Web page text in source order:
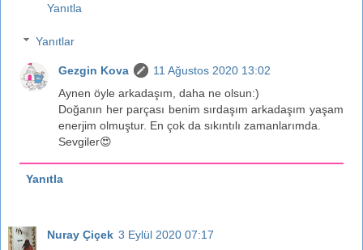
Yanıtla
Yanıtlar
Gezgin Kova
11 Ağustos 2020 13:02
Aynen öyle arkadaşım, daha ne olsun:)
Doğanın her parçası benim sırdaşım arkadaşım yaşam
enerjim olmuştur. En çok da sıkıntılı zamanlarımda.
Sevgiler😍
Yanıtla
Nuray Çiçek 3 Eylül 2020 07:17